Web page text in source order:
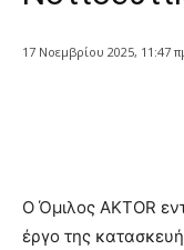
17 Νοεμβρίου 2025, 11:47
Ο Όμιλος AKTOR
έργο της